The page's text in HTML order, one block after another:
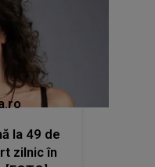
la 49 de
zilnic în